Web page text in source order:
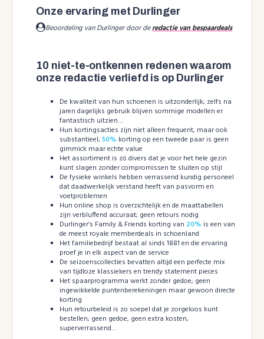
Onze ervaring met Durlinger
Beoordeling van Durlinger door deredactie van bespaardeals
10 niet-te-ontkennen redenen waarom
onze redactie verliefd is op Durlinger
De kwaliteit van hun schoenen is uitzonderlijk; zelfs na
jaren dagelijks gebruik blijven sommige modellen er
fantastisch uitzien…
Hun kortingsacties zijn niet alleen frequent, maar ook
substantieel;50% korting op een tweede paar is geen
gimmick maar echte value
Het assortiment is zó divers dat je voor het hele gezin
kunt slagen zonder compromissen te sluiten op stijl
De fysieke winkels hebben verrassend kundig personeel
dat daadwerkelijk verstand heeft van pasvorm en
voetproblemen
Hun online shop is overzichtelijk en de maattabellen
zijn verbluffend accuraat; geen retours nodig
Durlinger’s Family & Friends korting van 20% is een van
de meest royale memberdeals in schoenland
Het familiebedrijf bestaat al sinds 1881 en die ervaring
proef je in elk aspect van de service
De seizoenscollecties bevatten altijd een perfecte mix
van tijdloze klassiekers en trendy statement pieces
Het spaarprogramma werkt zonder gedoe; geen
ingewikkelde puntenberekeningen maar gewoon directe
korting
Hun retourbeleid is zo soepel dat je zorgeloos kunt
bestellen; geen gedoe, geen extra kosten,
superverrassend…